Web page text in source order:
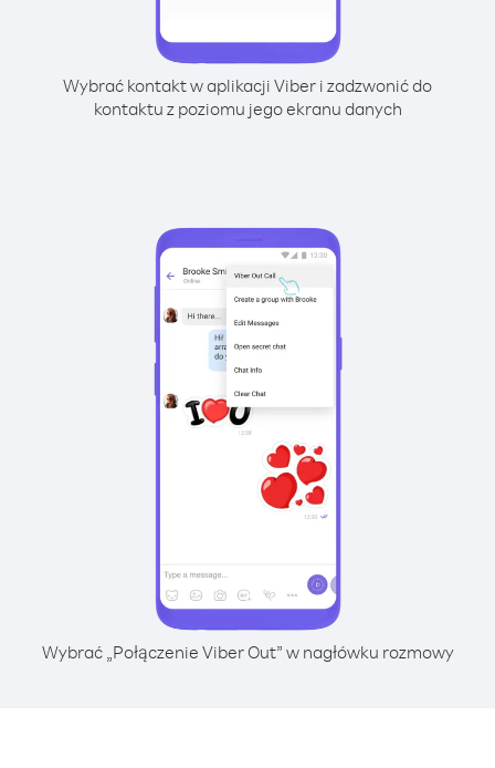
Wybrać kontakt w aplikacji Viber i zadzwonić do
kontaktu z poziomu jego ekranu danych
Wybrać „Połączenie Viber Out” w nagłówku rozmowy